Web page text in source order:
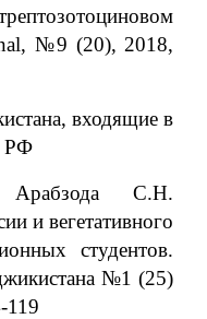
№9 (20), 2018,
входящие в
РФ
С.Н.
и вегетативного
студентов.
№1 (25)
119